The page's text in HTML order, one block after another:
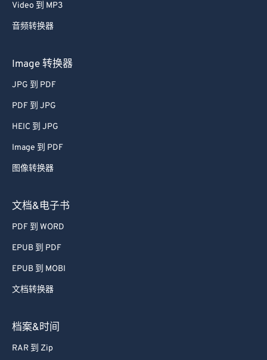
Video 到 MP3
音频转换器
Image 转换器
JPG 到 PDF
PDF 到 JPG
HEIC 到 JPG
Image 到 PDF
图像转换器
文档&电子书
PDF 到 WORD
EPUB 到 PDF
EPUB 到 MOBI
文档转换器
档案&时间
RAR 到 Zip